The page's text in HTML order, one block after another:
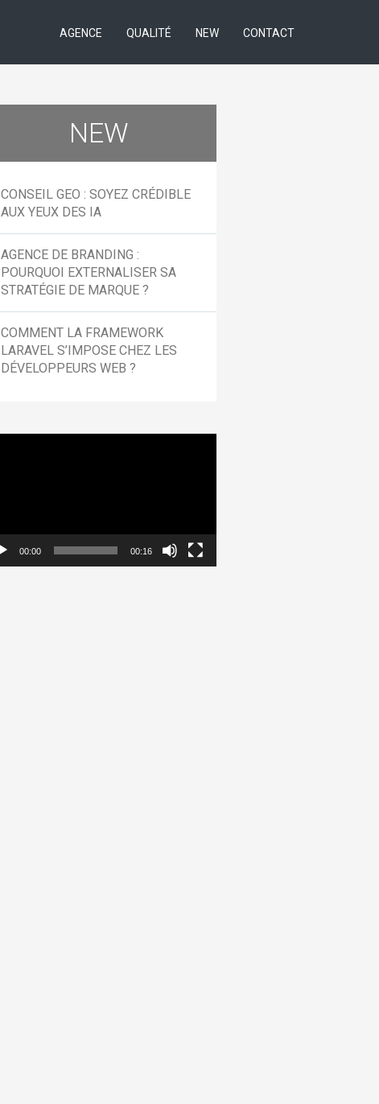
AGENCE QUALITÉ NEW CONTACT
NEW
CONSEIL GEO : SOYEZ CRÉDIBLE
AUX YEUX DES IA
AGENCE DE BRANDING :
POURQUOI EXTERNALISER SA
STRATÉGIE DE MARQUE ?
COMMENT LA FRAMEWORK
LARAVEL S’IMPOSE CHEZ LES
DÉVELOPPEURS WEB ?
00:00 00:16